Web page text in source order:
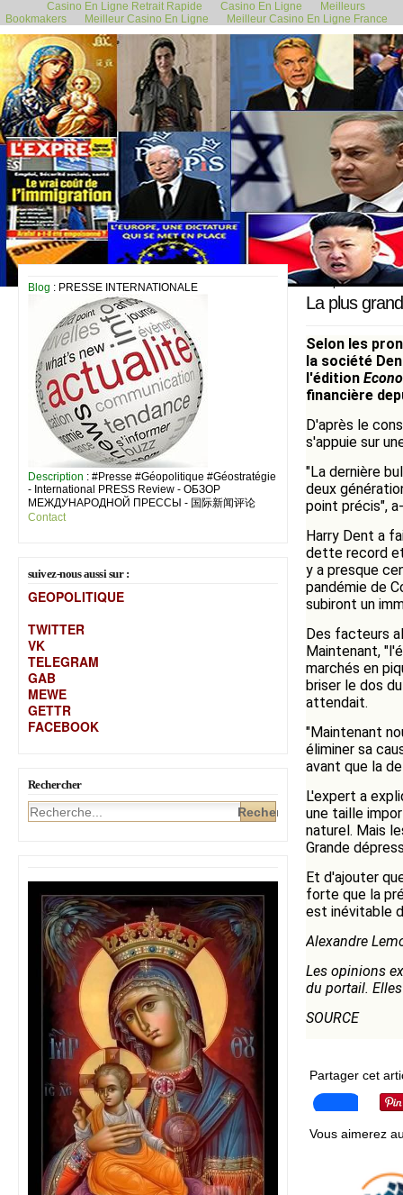
Casino En Ligne Retrait Rapide Casino En Ligne
Meilleurs
Bookmakers
Meilleur Casino En Ligne Meilleur Casino En Ligne France
Blog : PRESSE INTERNATIONALE
Description : #Presse #Géopolitique #Géostratégie
- International PRESS Review - ОБЗОР
МЕЖДУНАРОДНОЙ ПРЕССЫ - 国际新闻评论
Contact
suivez-nous aussi sur :
GEOPOLITIQUE
TWITTER
VK
TELEGRAM
GAB
MEWE
GETTR
FACEBOOK
Rechercher
19 septembre 2020
La plus
Selon les
la société
l'édition
financière
D'après le
s'appuie sur
"La dernière
deux
point précis",
Harry Dent a
dette record
y a presque
pandémie de
subiront un
Des facteurs
Maintenant,
marchés en
briser le dos
attendait.
"Maintenant
éliminer sa
avant que la
L'expert a
une taille
naturel. Mais
Grande
Et d'ajouter
forte que la
est inévitable
Alexandre
Les opinions
du portail.
SOURCE
Partager cet
Vous aimerez